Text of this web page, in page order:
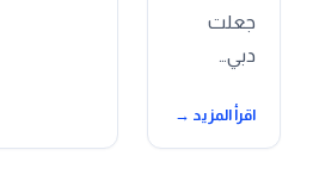
جعلت
دبي…
اقرأ المزيد →